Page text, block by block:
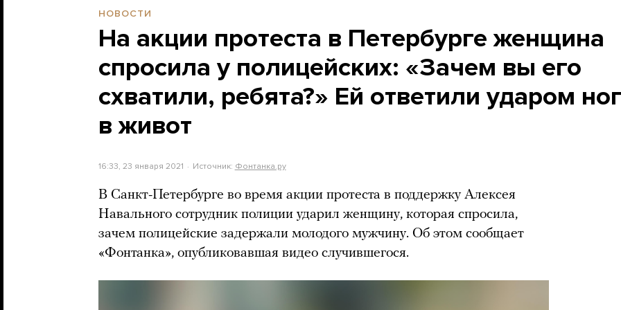
НОВОСТИ
На акции протеста в Петербурге женщина
спросила у полицейских: «Зачем вы его
схватили, ребята?» Ей ответили ударом
в живот
16:33, 23 января 2021 Источник: Фонтанка.ру
В Санкт-Петербурге во время акции протеста в поддержку Алексея
Навального сотрудник полиции ударил женщину, которая спросила,
зачем полицейские задержали молодого мужчину. Об этом сообщает
«Фонтанка», опубликовавшая видео случившегося.